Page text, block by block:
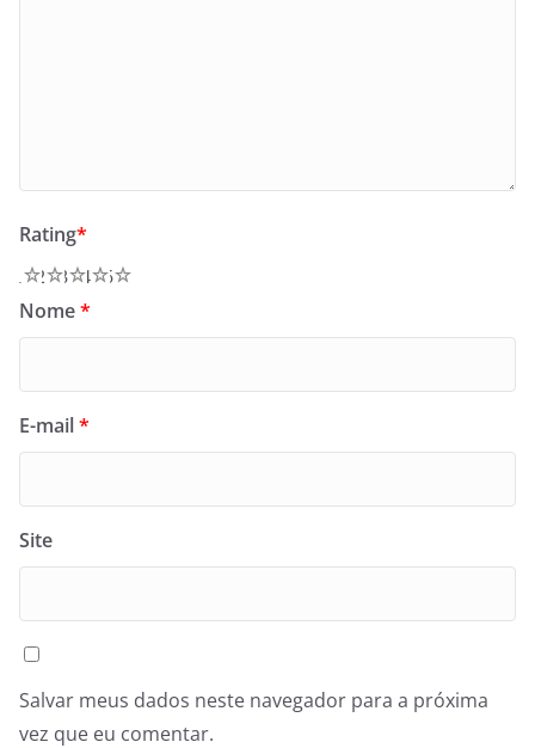
Rating*
5
4
3
2
Nome*
E-mail*
Site
Salvar meus dados neste navegador para a próxima
vez que eu comentar.